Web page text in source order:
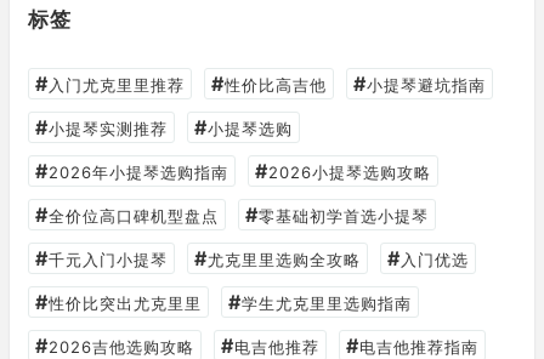
标签
# 入门尤克里里推荐 #性价比高吉他 #小提琴避坑指南
#小提琴实测推荐 #小提琴选购
#2026年小提琴选购指南 #2026小提琴选购攻略
#全价位高口碑机型盘点 #零基础初学首选小提琴
#千元入门小提琴 #尤克里里选购全攻略 # 入门优选
#性价比突出尤克里里 #学生尤克里里选购指南
#2026吉他选购攻略 #电吉他推荐 #电吉他推荐指南